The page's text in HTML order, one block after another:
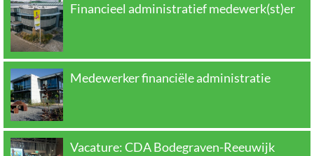
Financieel administratief medewerk(st)er
Medewerker financiële administratie
Vacature: CDA Bodegraven-Reeuwijk